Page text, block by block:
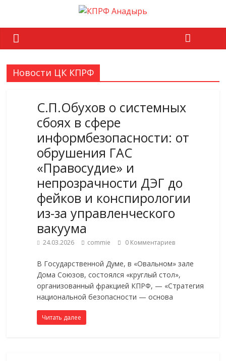
Новости ЦК КПРФ
С.П.Обухов о системных
сбоях в сфере
информбезопасности: от
обрушения ГАС
«Правосудие» и
непрозрачности ДЭГ до
фейков и конспирологии
из-за управленческого
вакуума
24.03.2026 commie 0 Комментариев
В Государственной Думе, в «Овальном» зале
Дома Союзов, состоялся «круглый стол»,
организованный фракцией КПРФ, — «Стратегия
национальной безопасности — основа
Читать далее